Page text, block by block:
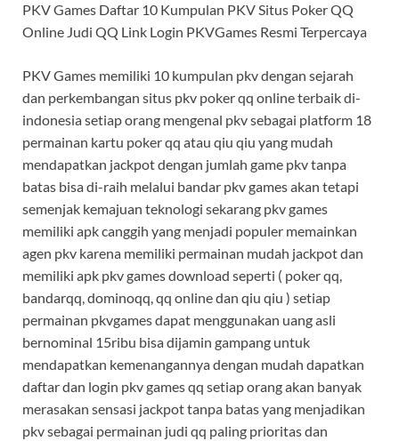
PKV Games Daftar 10 Kumpulan PKV Situs Poker QQ
Online Judi QQ Link Login PKVGames Resmi Terpercaya
PKV Games memiliki 10 kumpulan pkv dengan sejarah
dan perkembangan situs pkv poker qq online terbaik di-
indonesia setiap orang mengenal pkv sebagai platform 18
permainan kartu poker qq atau qiu qiu yang mudah
mendapatkan jackpot dengan jumlah game pkv tanpa
batas bisa di-raih melalui bandar pkv games akan tetapi
semenjak kemajuan teknologi sekarang pkv games
memiliki apk canggih yang menjadi populer memainkan
agen pkv karena memiliki permainan mudah jackpot dan
memiliki apk pkv games download seperti ( poker qq,
bandarqq, dominoqq, qq online dan qiu qiu ) setiap
permainan pkvgames dapat menggunakan uang asli
bernominal 15ribu bisa dijamin gampang untuk
mendapatkan kemenangannya dengan mudah dapatkan
daftar dan login pkv games qq setiap orang akan banyak
merasakan sensasi jackpot tanpa batas yang menjadikan
pkv sebagai permainan judi qq paling prioritas dan